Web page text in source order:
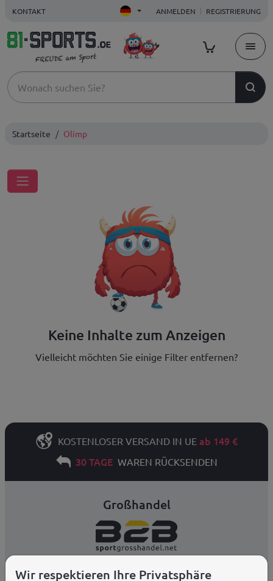
KONTAKT ANMELDEN REGISTRIERUNG
Startseite Olimp
Keine Inhalte zum Anzeigen
Vielleicht möchten Sie einige Filter entfernen?
KOSTENLOSER VERSAND IN UE ab 149 €
30 TAGEWAREN RÜCKSENDEN
Großhandel
Preise für Großhandelskunden.
Wir respektieren Ihre Privatsphäre